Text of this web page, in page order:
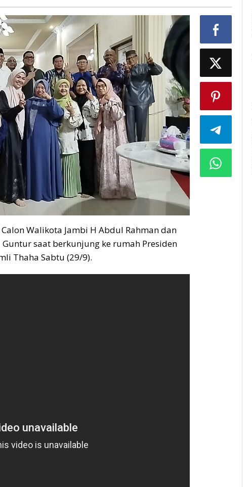
Walikota Jambi H Abdul Rahman dan
saat berkunjung ke rumah Presiden
Thaha Sabtu (29/9).